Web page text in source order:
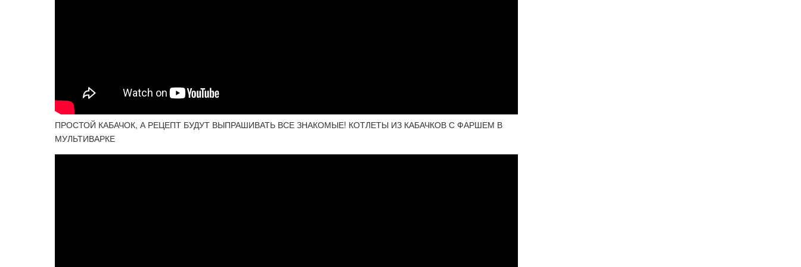
ПРОСТОЙ КАБАЧОК, А РЕЦЕПТ БУДУТ ВЫПРАШИВАТЬ ВСЕ ЗНАКОМЫЕ! КОТЛЕТЫ ИЗ КАБАЧКОВ С ФАРШЕМ В
МУЛЬТИВАРКЕ